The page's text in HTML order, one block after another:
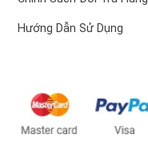
Hướng Dẫn Sử Dụng